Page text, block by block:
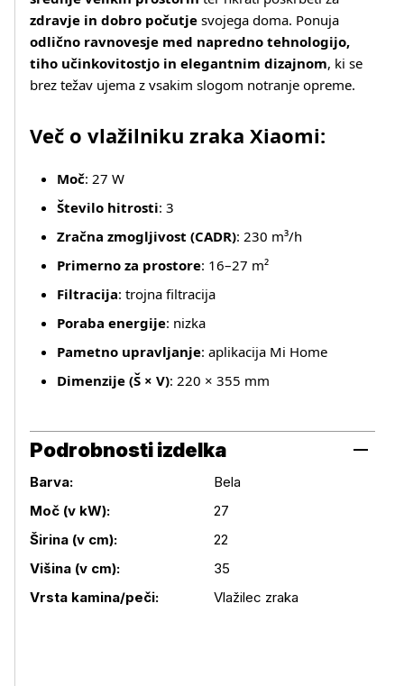
zdravje in dobro počutje svojega doma. Ponuja
odlično ravnovesje med napredno tehnologijo,
tiho učinkovitostjo in elegantnim dizajnom, ki se
brez težav ujema z vsakim slogom notranje opreme.
Več o vlažilniku zraka Xiaomi:
Moč: 27 W
Število hitrosti: 3
Zračna zmogljivost (CADR): 230 m³/h
Primerno za prostore: 16–27 m²
Filtracija: trojna filtracija
Poraba energije: nizka
Pametno upravljanje: aplikacija Mi Home
Dimenzije (Š × V): 220 × 355 mm
Podrobnosti izdelka
Podrobnosti izdelka
Barva:
Bela
Moč (v kW):
27
Širina (v cm):
22
Višina (v cm):
35
Vrsta kamina/peči:
Vlažilec zraka